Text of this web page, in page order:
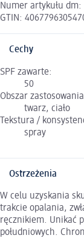
Numer artykułu dm:
GTIN:
Cechy
SPF zawarte:
50
Obszar
twarz, ciało
Tekstura /
spray
Ostrzeżenia
W celu uzyskania
trakcie opalania,
ręcznikiem. Unikać
południowych.